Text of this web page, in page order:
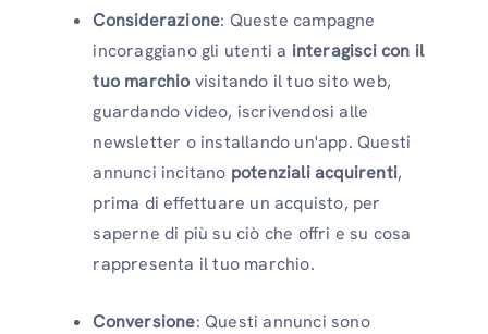
Considerazione: Queste campagne
incoraggiano gli utenti a interagisci con il
tuo marchio visitando il tuo sito web,
guardando video, iscrivendosi alle
newsletter o installando un'app. Questi
annunci incitano potenziali acquirenti,
prima di effettuare un acquisto, per
saperne di più su ciò che offri e su cosa
rappresenta il tuo marchio.
Conversione: Questi annunci sono